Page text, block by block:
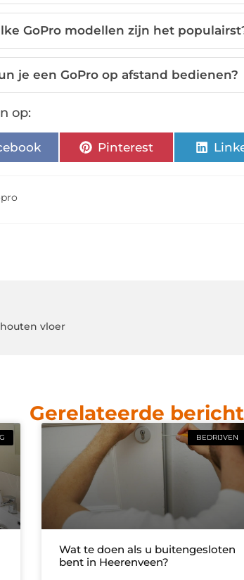
GoPro modellen zijn het
je een GoPro op afstand bedienen?
op:
Pinterest
vloer
Gerelateerde
BEDRIJVEN
Wat te doen als u buitengesloten
bent in Heerenveen?